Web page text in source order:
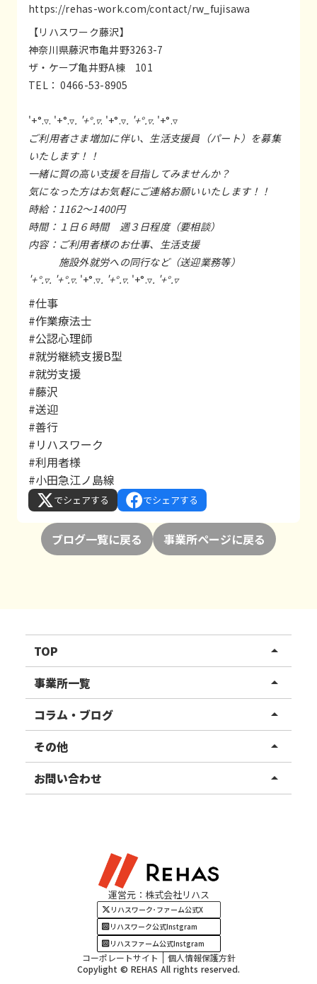
https://rehas-work.com/contact/rw_fujisawa
【リハスワーク藤沢】
神奈川県藤沢市亀井野3263-7
ザ・ケープ亀井野A棟 101
TEL： 0466-53-8905
'+°.▿. '+°.▿. '+°.▿. '+°.▿. '+°.▿. '+°.▿
ご利用者さま増加に伴い、生活支援員（パート）を募集
いたします！！
一緒に質の高い支援を目指してみませんか？
気になった方はお気軽にご連絡お願いいたします！！
時給：1162～1400円
時間：１日６時間 週３日程度（要相談）
内容：ご利用者様のお仕事、生活支援
施設外就労への同行など（送迎業務等）
'+°.▿. '+°.▿. '+°.▿. '+°.▿. '+°.▿. '+°.▿
#仕事
#作業療法士
#公認心理師
#就労継続支援B型
#就労支援
#藤沢
#送迎
#善行
#リハスワーク
#利用者様
#小田急江ノ島線
でシェアする でシェアする
ブログ一覧に戻る 事業所ページに戻る
TOP arrow_drop_up
リハスワーク
リハスファーム
事業所一覧 arrow_drop_up
関東エリア
東北エリア
甲信越エリア
四国・九州エリア
コラム・ブログ arrow_drop_up
事業所ブログ
ご利用者様の声
その他 arrow_drop_up
お知らせ
お問い合わせ arrow_drop_up
運営元：株式会社リハス
リハスワーク･ファーム公式X
リハスワーク公式Instgram
リハスファーム公式Instgram
コーポレートサイト
個人情報保護方針
Copylight © REHAS All rights reserved.